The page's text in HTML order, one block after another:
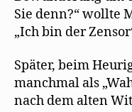
Sie denn?“ wollte
„Ich bin der
Später, beim
manchmal als
nach dem alten